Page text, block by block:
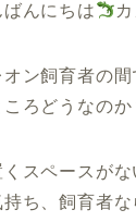
んにちは
ン飼育者の
ろどうなの
くスペースが
ち、飼育者な